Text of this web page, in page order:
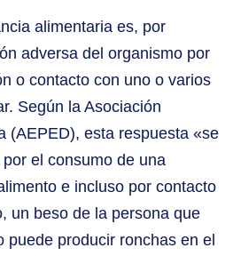
alimentaria es, por
adversa del organismo por
o contacto con uno o varios
Según la Asociación
(AEPED), esta respuesta «se
el consumo de una
e incluso por contacto
un beso de la persona que
puede producir ronchas en el